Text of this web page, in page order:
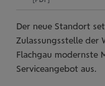
Der neue Standort
Zulassungsstelle der
Flachgau modernste
Serviceangebot aus.